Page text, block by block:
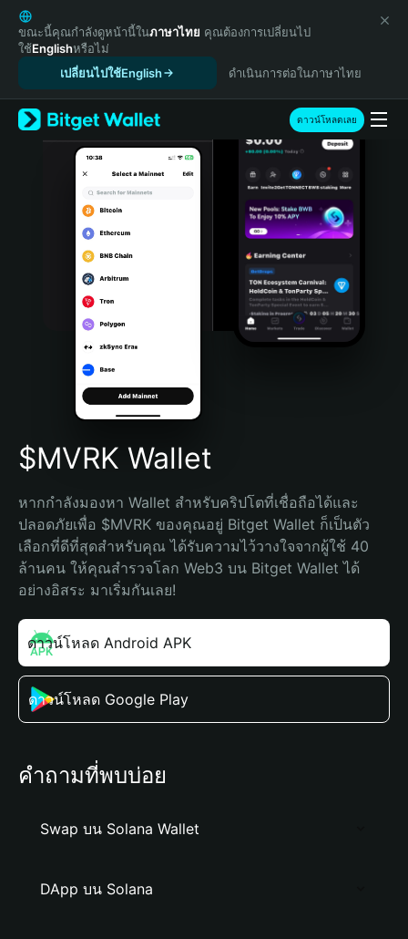
English
日本語
Tiếng Việt
Español (Latinoamérica)
Türkçe
Italiano
Português (Portugal)
Bahasa Indonesia
Português (Brasil)
Español (Argentina)
ขณะนี้คุณกำลังดูหน้านี้ในภาษาไทย คุณต้องการเปลี่ยนไป
ใช้Englishหรือไม่
เปลี่ยนไปใช้English
ดำเนินการต่อในภาษาไทย
ดาวน์โหลดเลย
$MVRK Wallet
หากกำลังมองหา Wallet สำหรับคริปโตที่เชื่อถือได้และ
ปลอดภัยเพื่อ $MVRK ของคุณอยู่ Bitget Wallet ก็เป็นตัว
เลือกที่ดีที่สุดสำหรับคุณ ได้รับความไว้วางใจจากผู้ใช้ 40
ล้านคน ให้คุณสำรวจโลก Web3 บน Bitget Wallet ได้
อย่างอิสระ มาเริ่มกันเลย!
ดาวน์โหลด Android APK
ดาวน์โหลด Google Play
คำถามที่พบบ่อย
Swap บน Solana Wallet
DApp บน Solana